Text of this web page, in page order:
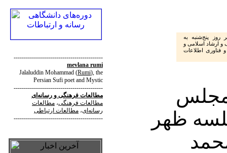
--------------------------------------------
mevlana rumi
Jalaluddin Mohammad (Rumi), the
Persian Sufi poet and Mystic
--------------------------------------------
مطالعات فرهنگی و رسانه‌ای
مطالعات فرهنگی، مطالعات
رسانه‌ای، مطالعات ارتباطی
--------------------------------------------
پنج‌شنبه به
و ارشاد اسلامی و
فناوری اطلاعات
مجلس
ظهر